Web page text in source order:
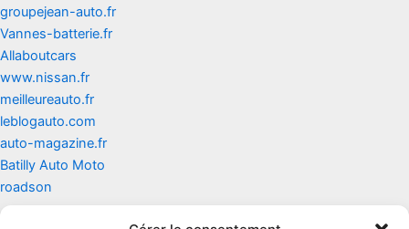
groupejean-auto.fr
Vannes-batterie.fr
Allaboutcars
www.nissan.fr
meilleureauto.fr
leblogauto.com
auto-magazine.fr
Batilly Auto Moto
roadson